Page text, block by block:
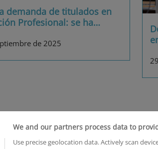
demanda de titulados en
Profesional: se ha…
de 2025
Aviso Legal
We and our partners process data to
Use precise geolocation data. Actively scan